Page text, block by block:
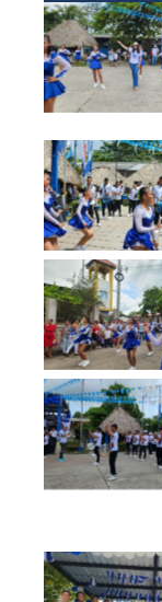
No
No
No
No